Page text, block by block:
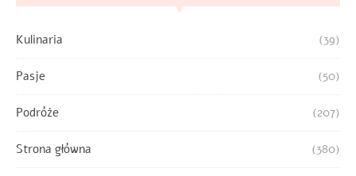
Kulinaria (39)
Pasje (50)
Podróże (207)
Strona główna (380)